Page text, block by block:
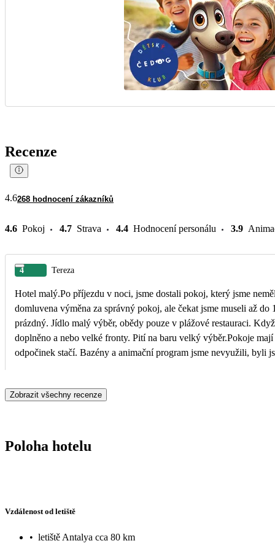
Recenze
4.6268 hodnocení zákazníků
4.6 Pokoj 4.7 Strava 4.4 Hodnocení personálu 3.9
4 Tereza
Hotel malý.Po příjezdu v noci, jsme dostali pokoj, který jsme
domluvena výměna za správný pokoj, ale čekat jsme museli až
prázdný. Jídlo malý výběr, obědy pouze v plážové restauraci.
doplněno a nebo velké fronty. Pití na baru velký výběr.Pokoje mají
odpočinek stačí. Bazény a animační program jsme nevyužili, byli
Zobrazit všechny recenze
Poloha hotelu
Vzdálenost od letiště
• letiště Antalya cca 80 km